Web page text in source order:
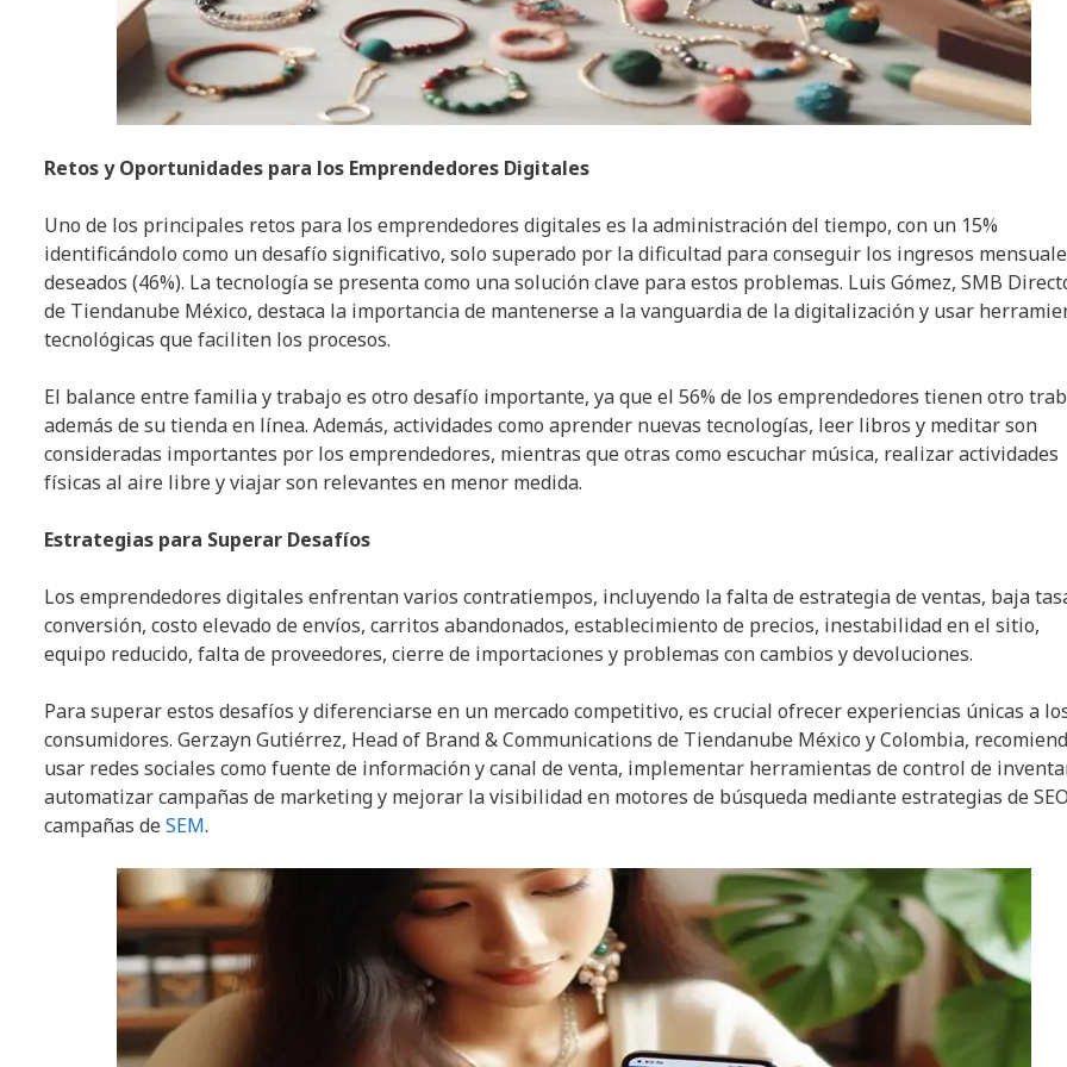
Retos y Oportunidades para los Emprendedores Digitales
Uno de los principales retos para los emprendedores digitales es la administración del tiempo, con un 15%
identificándolo como un desafío significativo, solo superado por la dificultad para conseguir los ingresos
deseados (46%). La tecnología se presenta como una solución clave para estos problemas. Luis Gómez, SMB
de Tiendanube México, destaca la importancia de mantenerse a la vanguardia de la digitalización y usar
tecnológicas que faciliten los procesos.
El balance entre familia y trabajo es otro desafío importante, ya que el 56% de los emprendedores tienen otro
además de su tienda en línea. Además, actividades como aprender nuevas tecnologías, leer libros y meditar son
consideradas importantes por los emprendedores, mientras que otras como escuchar música, realizar actividades
físicas al aire libre y viajar son relevantes en menor medida.
Estrategias para Superar Desafíos
Los emprendedores digitales enfrentan varios contratiempos, incluyendo la falta de estrategia de ventas, baja
conversión, costo elevado de envíos, carritos abandonados, establecimiento de precios, inestabilidad en el sitio,
equipo reducido, falta de proveedores, cierre de importaciones y problemas con cambios y devoluciones.
Para superar estos desafíos y diferenciarse en un mercado competitivo, es crucial ofrecer experiencias únicas a
consumidores. Gerzayn Gutiérrez, Head of Brand & Communications de Tiendanube México y Colombia,
usar redes sociales como fuente de información y canal de venta, implementar herramientas de control de
automatizar campañas de marketing y mejorar la visibilidad en motores de búsqueda mediante estrategias de
campañas deSEM.